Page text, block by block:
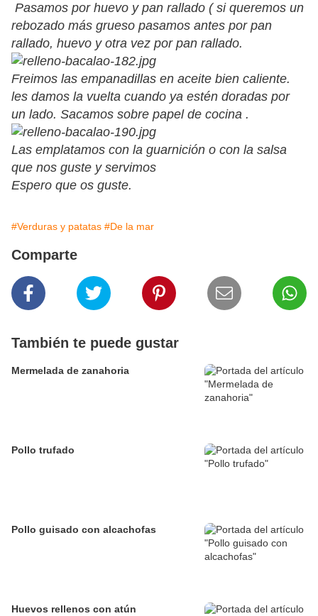
Pasamos por huevo y pan rallado ( si queremos un
rebozado más grueso pasamos antes por pan
rallado, huevo y otra vez por pan rallado.
Freimos las empanadillas en aceite bien caliente.
les damos la vuelta cuando ya estén doradas por
un lado. Sacamos sobre papel de cocina .
Las emplatamos con la guarnición o con la salsa
que nos guste y servimos
Espero que os guste.
#Verduras y patatas #De la mar
Comparte
También te puede gustar
Mermelada de zanahoria
Pollo trufado
Pollo guisado con alcachofas
Huevos rellenos con atún